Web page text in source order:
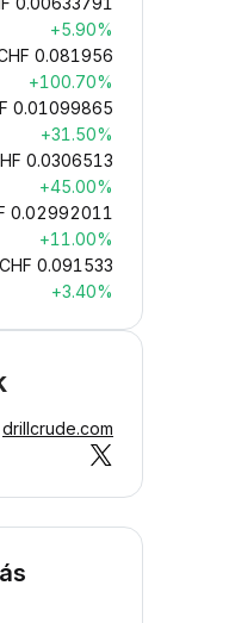
+5.90%
0.081956
+100.70%
0.01099865
+31.50%
0.0306513
+45.00%
0.02992011
+11.00%
CHF 0.091533
+3.40%
drillcrude.com